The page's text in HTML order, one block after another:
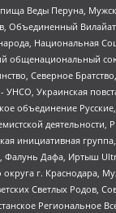
Веды Перуна,
Объединенный
Национальная
общенациональный
Северное
Украинская
объединение
деятельности,
инициативная
Фалунь Дафа, Иртыш
г. Краснодара,
Светлых Родов,
Региональное